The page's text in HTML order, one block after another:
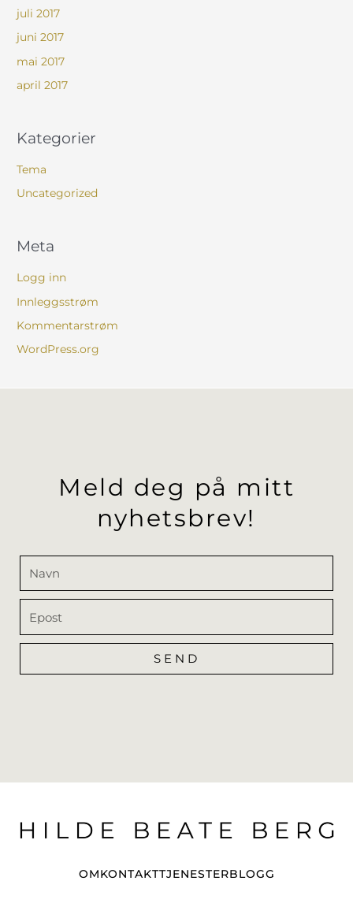
juli 2017
juni 2017
mai 2017
april 2017
Kategorier
Tema
Uncategorized
Meta
Logg inn
Innleggsstrøm
Kommentarstrøm
WordPress.org
Meld deg på mitt
nyhetsbrev!
SEND
OMKONTAKTTJENESTERBLOGG